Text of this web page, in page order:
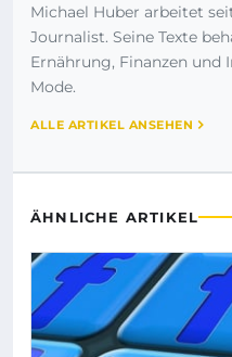
Michael Huber arbeitet
Journalist. Seine Texte
Ernährung, Finanzen und
Mode.
ALLE ARTIKEL ANSEHEN
ÄHNLICHE ARTIKEL